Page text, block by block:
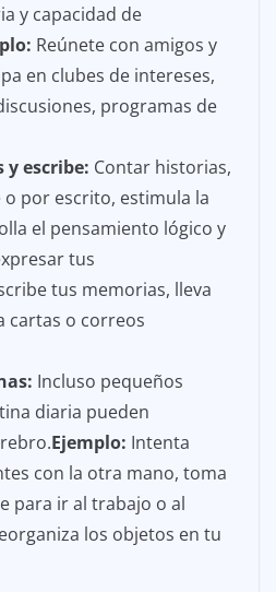
y capacidad de
Reúnete con amigos y
en clubes de intereses,
programas de
escribe: Contar historias,
por escrito, estimula la
el pensamiento lógico y
tus
tus memorias, lleva
cartas o correos
Incluso pequeños
diaria pueden
Ejemplo: Intenta
con la otra mano, toma
para ir al trabajo o al
los objetos en tu